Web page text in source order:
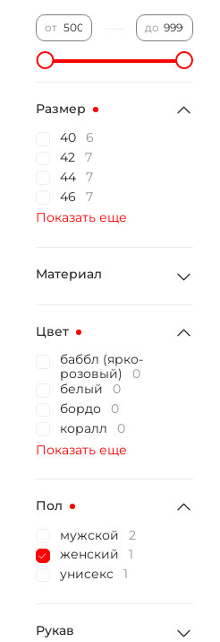
от до
Размер
40
6
42
7
44
7
46
7
Показать еще
Материал
Цвет
баббл (ярко-
розовый)
0
белый
0
бордо
0
коралл
0
Показать еще
Пол
мужской
2
женский
1
унисекс
1
Рукав